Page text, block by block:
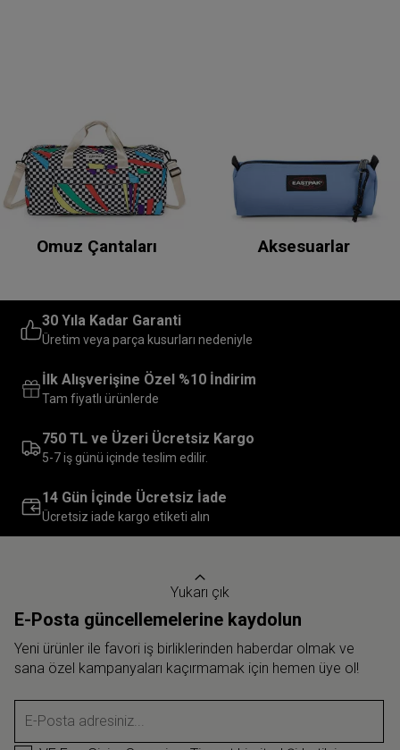
Omuz Çantaları Aksesuarlar
30 Yıla Kadar Garanti
Üretim veya parça kusurları nedeniyle
İlk Alışverişine Özel %10 İndirim
Tam fiyatlı ürünlerde
750 TL ve Üzeri Ücretsiz Kargo
5-7 iş günü içinde teslim edilir.
14 Gün İçinde Ücretsiz İade
Ücretsiz iade kargo etiketi alın
Yukarı çık
E-Posta güncellemelerine kaydolun
Yeni ürünler ile favori iş birliklerinden haberdar olmak ve
sana özel kampanyaları kaçırmamak için hemen üye ol!
E-Posta adresiniz...